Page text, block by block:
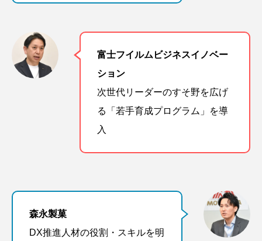
富士フイルムビジネスイノベー
ション
次世代リーダーのすそ野を広げ
る「若手育成プログラム」を導
入
森永製菓
DX推進人材の役割・スキルを明